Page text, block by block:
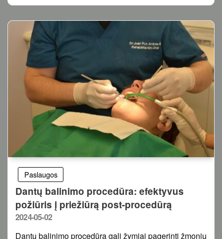
Paslaugos
Dantų balinimo procedūra: efektyvus
požiūris į priežiūrą post-procedūrą
Posted
2024-05-02
Dantų balinimo procedūra gali žymiai pagerinti žmonių